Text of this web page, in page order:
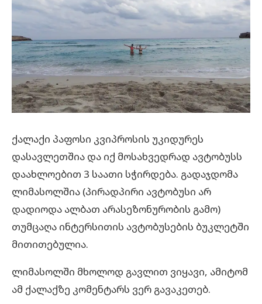
ქალაქი პაფოსი კვიპროსის უკიდურეს
დასავლეთშია და იქ მოსახვედრად ავტობუსს
დაახლოებით 3 საათი სჭირდება. გადაჯდომა
ლიმასოლშია (პირადპირი ავტობუსი არ
დადიოდა ალბათ არასეზონურობის გამო)
თუმცაღა ინტერსითის ავტობუსების ბუკლეტში
მითითებულია.
ლიმასოლში მხოლოდ გავლით ვიყავი, ამიტომ
ამ ქალაქზე კომენტარს ვერ გავაკეთებ.